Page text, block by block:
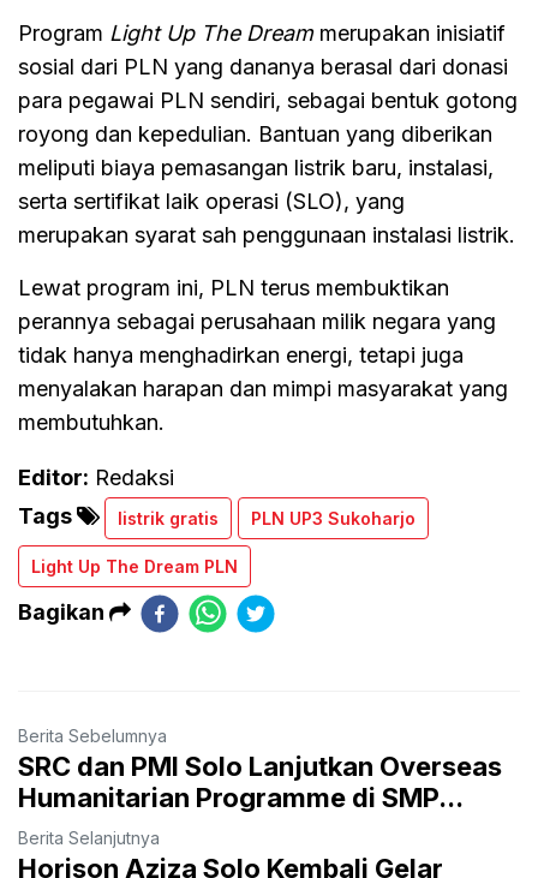
Program Light Up The Dreammerupakan inisiatif
sosial dari PLN yang dananya berasal dari donasi
para pegawai PLN sendiri, sebagai bentuk gotong
royong dan kepedulian. Bantuan yang diberikan
meliputi biaya pemasangan listrik baru, instalasi,
serta sertifikat laik operasi (SLO), yang
merupakan syarat sah penggunaan instalasi listrik.
Lewat program ini, PLN terus membuktikan
perannya sebagai perusahaan milik negara yang
tidak hanya menghadirkan energi, tetapi juga
menyalakan harapan dan mimpi masyarakat yang
membutuhkan.
Editor: Redaksi
Tags
listrik gratis PLN UP3 Sukoharjo
Light Up The Dream PLN
Bagikan
Berita Sebelumnya
SRC dan PMI Solo Lanjutkan Overseas
Humanitarian Programme di SMP...
Berita Selanjutnya
Horison Aziza Solo Kembali Gelar